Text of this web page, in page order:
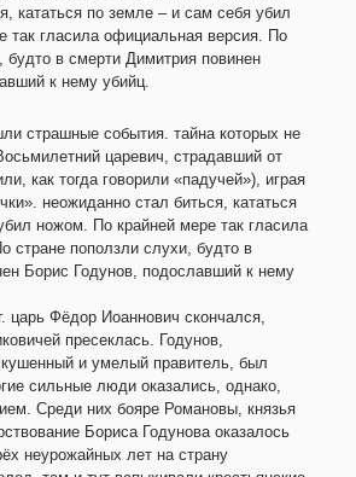
кататься по земле – и сам себя убил
так гласила официальная версия. По
будто в смерти Димитрия повинен
к нему убийц.
страшные события. тайна которых не
царевич, страдавший от
как тогда говорили «падучей»), играя
неожиданно стал биться, кататься
ножом. По крайней мере так гласила
стране поползли слухи, будто в
Борис Годунов, подославший к нему
царь Фёдор Иоаннович скончался,
пресеклась. Годунов,
и умелый правитель, был
сильные люди оказались, однако,
Среди них бояре Романовы, князья
Бориса Годунова оказалось
неурожайных лет на страну